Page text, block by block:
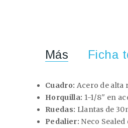
Más Ficha
Cuadro: Acero de alta
Horquilla: 1-1/8'' en
Ruedas: Llantas de
Pedalier: Neco